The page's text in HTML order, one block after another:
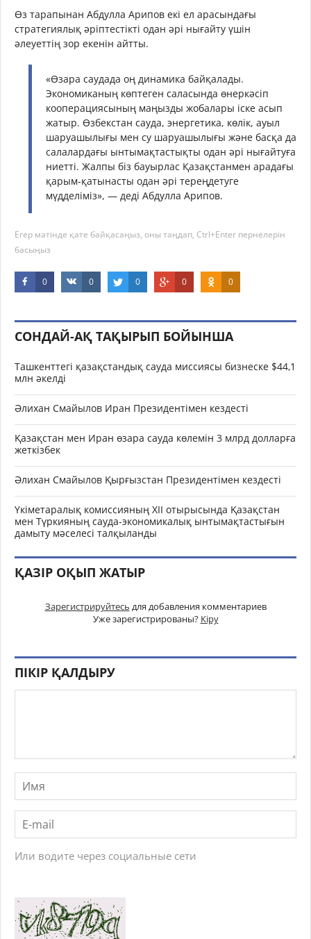
Өз тарапынан Абдулла Арипов екі ел арасындағы
стратегиялық әріптестікті одан әрі нығайту үшін
әлеуеттің зор екенін айтты.
«Өзара саудада оң динамика байқалады.
Экономиканың көптеген саласында өнеркәсіп
кооперациясының маңызды жобалары іске асып
жатыр. Өзбекстан сауда, энергетика, көлік, ауыл
шаруашылығы мен су шаруашылығы және басқа да
салалардағы ынтымақтастықты одан әрі нығайтуға
ниетті. Жалпы біз бауырлас Қазақстанмен арадағы
қарым-қатынасты одан әрі тереңдетуге
мүдделіміз», — деді Абдулла Арипов.
Егер мәтінде қате байқасаңыз, оны таңдап, Ctrl+Enter пернелерін
басыңыз
0 0 0 0 0
СОНДАЙ-АҚ ТАҚЫРЫП БОЙЫНША
Ташкенттегі қазақстандық сауда миссиясы бизнеске $44,1
млн әкелді
Әлихан Смайылов Иран Президентімен кездесті
Қазақстан мен Иран өзара сауда көлемін 3 млрд долларға
жеткізбек
Әлихан Смайылов Қырғызстан Президентімен кездесті
Үкіметаралық комиссияның XII отырысында Қазақстан
мен Түркияның сауда-экономикалық ынтымақтастығын
дамыту мәселесі талқыланды
ҚАЗІР ОҚЫП ЖАТЫР
Зарегистрируйтесь для добавления комментариев
Уже зарегистрированы? Кіру
ПІКІР ҚАЛДЫРУ
Или водите через социальные сети